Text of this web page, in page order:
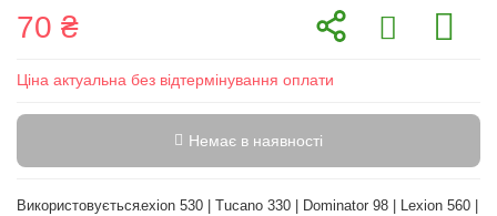
70 ₴
Ціна актуальна без відтермінування оплати
Немає в наявності
ВикористовуєтьсяLexion 530 | Tucano 330 | Dominator 98 | Lexion 560 |